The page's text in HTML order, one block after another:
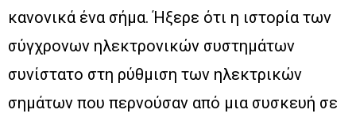
κανονικά ένα σήμα. Ήξερε ότι η ιστορία των
σύγχρονων ηλεκτρονικών συστημάτων
συνίστατο στη ρύθμιση των ηλεκτρικών
σημάτων που περνούσαν από μια συσκευή σε